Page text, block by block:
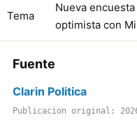
Tema
Nueva
optimista con
Fuente
Clarin Politica
Publicacion original: